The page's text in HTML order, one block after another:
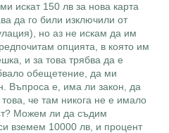
искат 150 лв за нова карта
да го били изключили от
но аз не искам да им
опцията, в която им
и за това трябва да е
обещетение, да ми
Въпроса е, има ли закон, да
че там никога не е имало
Можем ли да съдим
вземем 10000 лв, и процент